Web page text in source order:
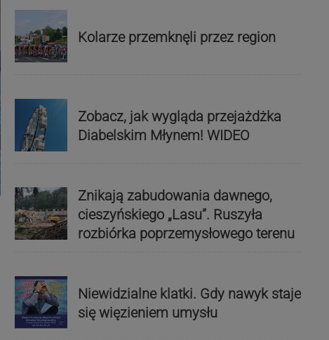
Kolarze przemknęli przez region
Zobacz, jak wygląda przejażdżka
Diabelskim Młynem! WIDEO
Znikają zabudowania dawnego,
cieszyńskiego „Lasu”. Ruszyła
rozbiórka poprzemysłowego terenu
Niewidzialne klatki. Gdy nawyk staje
się więzieniem umysłu